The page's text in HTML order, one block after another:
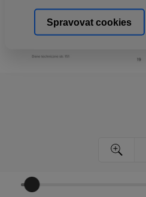
Spravovat cookies